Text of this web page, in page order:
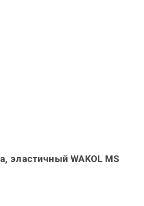
эластичный WAKOL MS